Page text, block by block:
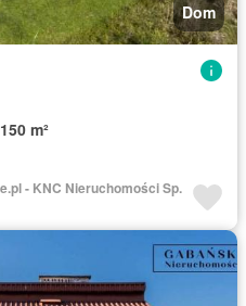
Dom
150 m²
- KNC Nieruchomości Sp.